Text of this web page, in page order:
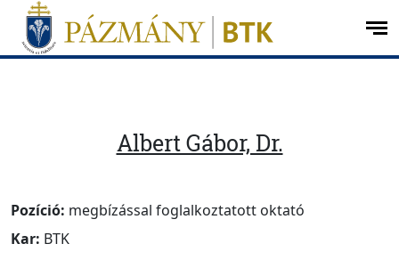
Ugrás a menüre
Ugrás a tartalomra
Albert Gábor, Dr.
Pozíció: megbízással foglalkoztatott oktató
Kar: BTK